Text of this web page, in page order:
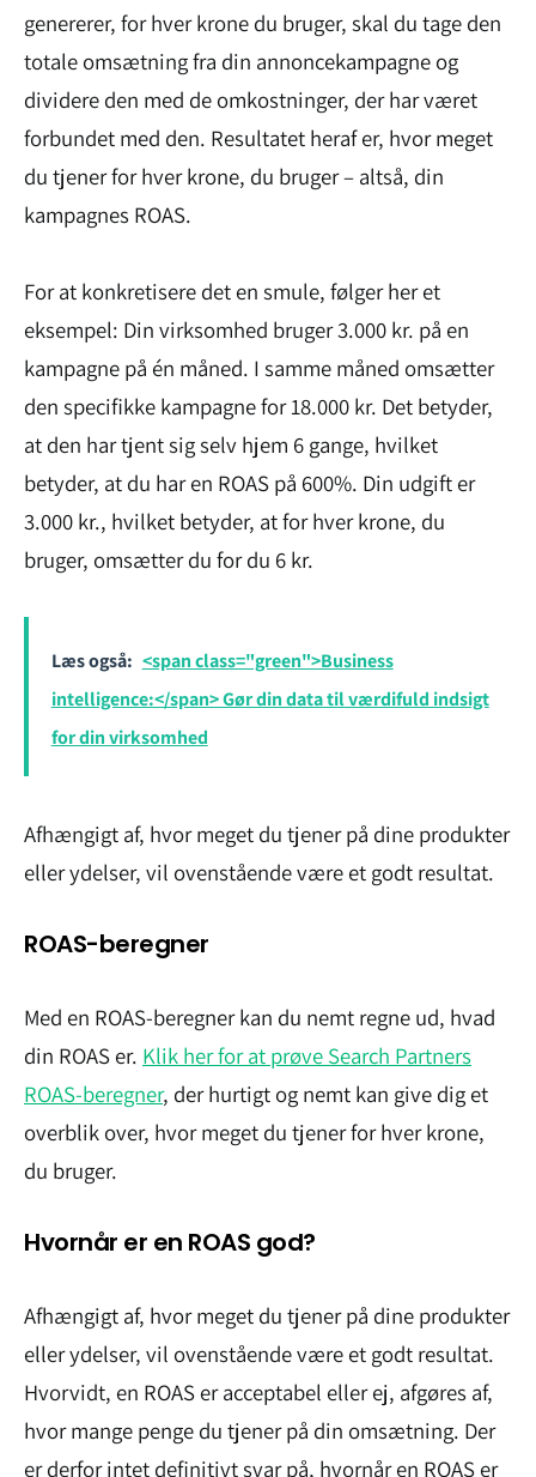
genererer, for hver krone du bruger, skal du tage den
totale omsætning fra din annoncekampagne og
dividere den med de omkostninger, der har været
forbundet med den. Resultatet heraf er, hvor meget
du tjener for hver krone, du bruger – altså, din
kampagnes ROAS.
For at konkretisere det en smule, følger her et
eksempel: Din virksomhed bruger 3.000 kr. på en
kampagne på én måned. I samme måned omsætter
den specifikke kampagne for 18.000 kr. Det betyder,
at den har tjent sig selv hjem 6 gange, hvilket
betyder, at du har en ROAS på 600%. Din udgift er
3.000 kr., hvilket betyder, at for hver krone, du
bruger, omsætter du for du 6 kr.
Læs også: <span class="green">Business
intelligence:</span> Gør din data til værdifuld indsigt
for din virksomhed
Afhængigt af, hvor meget du tjener på dine produkter
eller ydelser, vil ovenstående være et godt resultat.
ROAS-beregner
Med en ROAS-beregner kan du nemt regne ud, hvad
din ROAS er. Klik her for at prøve Search Partners
ROAS-beregner, der hurtigt og nemt kan give dig et
overblik over, hvor meget du tjener for hver krone,
du bruger.
Hvornår er en ROAS god?
Afhængigt af, hvor meget du tjener på dine produkter
eller ydelser, vil ovenstående være et godt resultat.
Hvorvidt, en ROAS er acceptabel eller ej, afgøres af,
hvor mange penge du tjener på din omsætning. Der
er derfor intet definitivt svar på, hvornår en ROAS er